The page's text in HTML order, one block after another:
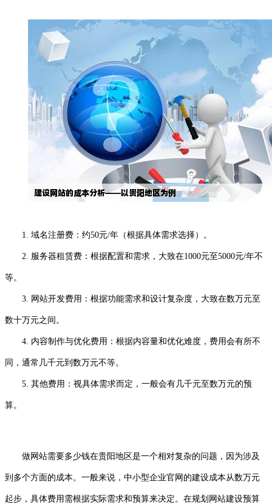
1. 域名注册费：约50元/年（根据具体需求选择）。
2. 服务器租赁费：根据配置和需求，大致在1000元至5000元/年不
等。
3. 网站开发费用：根据功能需求和设计复杂度，大致在数万元至
数十万元之间。
4. 内容制作与优化费用：根据内容量和优化难度，费用会有所不
同，通常几千元到数万元不等。
5. 其他费用：视具体需求而定，一般会有几千元至数万元的预
算。
做网站需要多少钱在贵阳地区是一个相对复杂的问题，因为涉及
到多个方面的成本。一般来说，中小型企业官网的建设成本从数万元
起步，具体费用需根据实际需求和预算来决定。在规划网站建设预算